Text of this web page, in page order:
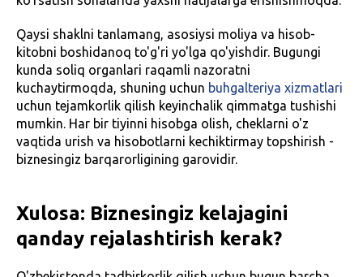
Qaysi shaklni tanlamang, asosiysi moliya va hisob-
kitobni boshidanoq to'g'ri yo'lga qo'yishdir. Bugungi
kunda soliq organlari raqamli nazoratni
kuchaytirmoqda, shuning uchun buhgalteriya xizmatlari
uchun tejamkorlik qilish keyinchalik qimmatga tushishi
mumkin. Har bir tiyinni hisobga olish, cheklarni o'z
vaqtida urish va hisobotlarni kechiktirmay topshirish -
biznesingiz barqarorligining garovidir.
Xulosa: Biznesingiz kelajagini
qanday rejalashtirish kerak?